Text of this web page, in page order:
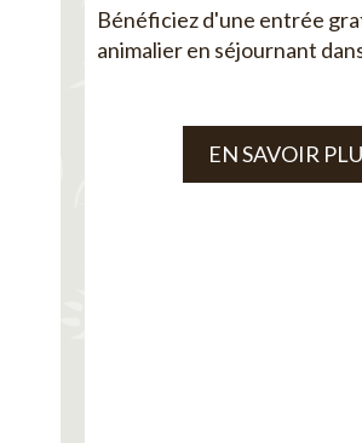
Bénéficiez d'une entrée
animalier en séjournant
EN SAVOIR